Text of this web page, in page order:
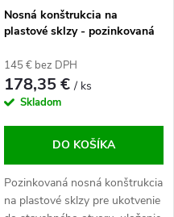
Nosná konštrukcia na
plastové sklzy - pozinkovaná
145 € bez DPH
178,35 €/ ks
Skladom
DO KOŠÍKA
Pozinkovaná nosná konštrukcia
na plastové sklzy pre ukotvenie